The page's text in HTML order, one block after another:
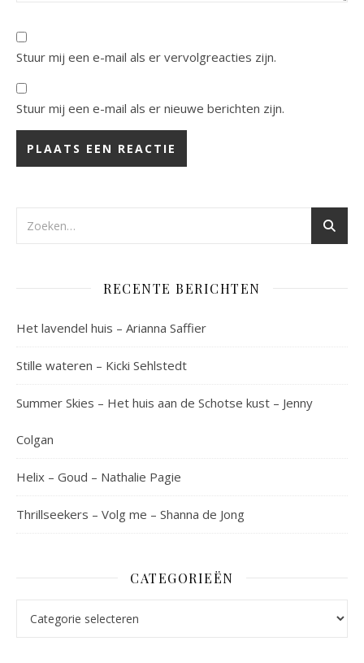
Stuur mij een e-mail als er vervolgreacties zijn.
Stuur mij een e-mail als er nieuwe berichten zijn.
RECENTE BERICHTEN
Het lavendel huis – Arianna Saffier
Stille wateren – Kicki Sehlstedt
Summer Skies – Het huis aan de Schotse kust – Jenny
Colgan
Helix – Goud – Nathalie Pagie
Thrillseekers – Volg me – Shanna de Jong
CATEGORIEËN